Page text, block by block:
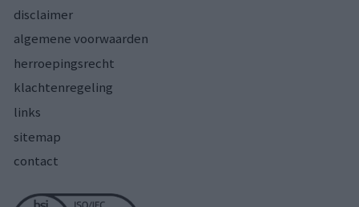
disclaimer
algemene voorwaarden
herroepingsrecht
klachtenregeling
links
sitemap
contact